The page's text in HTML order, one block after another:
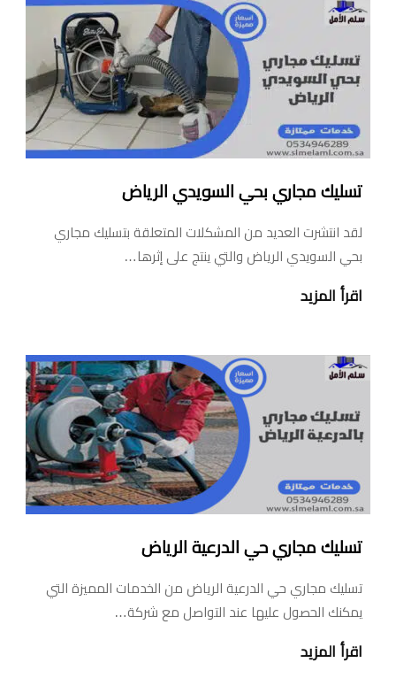
تسليك مجاري بحي السويدي الرياض
لقد انتشرت العديد من المشكلات المتعلقة بتسليك مجاري
بحي السويدي الرياض والتي ينتج على إثرها…
اقرأ المزيد
تسليك مجاري حي الدرعية الرياض
تسليك مجاري حي الدرعية الرياض من الخدمات المميزة التي
يمكنك الحصول عليها عند التواصل مع شركة…
اقرأ المزيد